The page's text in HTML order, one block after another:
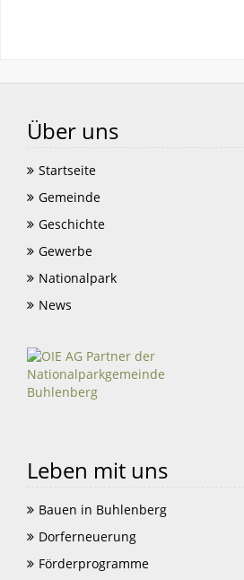
Über uns
Startseite
Gemeinde
Geschichte
Gewerbe
Nationalpark
News
Leben mit uns
Bauen in Buhlenberg
Dorferneuerung
Förderprogramme